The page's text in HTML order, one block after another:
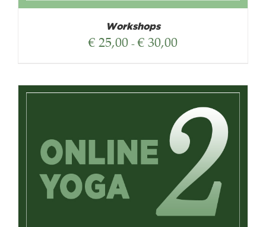
Workshops
€ 25,00 - € 30,00Prijsklasse: